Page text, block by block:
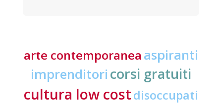
arte contemporanea aspiranti
imprenditori corsi gratuiti
cultura low costdisoccupati